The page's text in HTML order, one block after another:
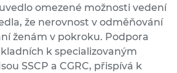
omezené možnosti vedení
že nerovnost v odměňování
ženám v pokroku. Podpora
k specializovaným
SSCP a CGRC, přispívá k